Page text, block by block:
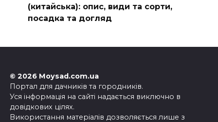
(китайська): опис, види та сорти,
посадка та догляд
© 2026 Moysad.com.ua
Портал для дачників та городників.
Уся інформація на сайті надається виключно в
довідкових цілях.
Використання матеріалів дозволяється лише з